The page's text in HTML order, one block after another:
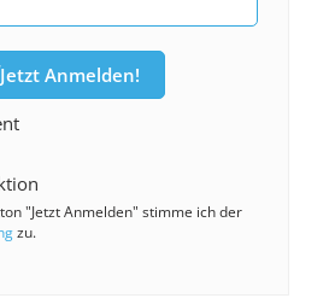
Jetzt Anmelden!
"Jetzt Anmelden" stimme ich der
zu.